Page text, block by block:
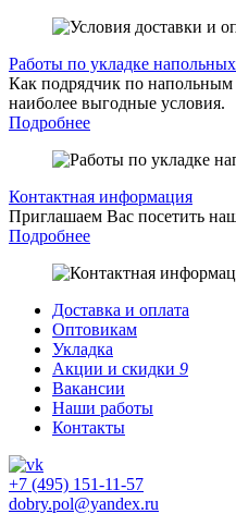
Работы по укладке
Как подрядчик по
наиболее выгодные условия.
Подробнее
Контактная информация
Приглашаем Вас посетить
Подробнее
Доставка и оплата
Оптовикам
Укладка
Акции и скидки 9
Вакансии
Наши работы
Контакты
+7 (495) 151-11-57
dobry.pol@yandex.ru